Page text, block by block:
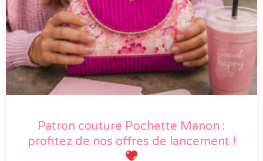
Patron couture Pochette Manon :
profitez de nos offres de lancement !